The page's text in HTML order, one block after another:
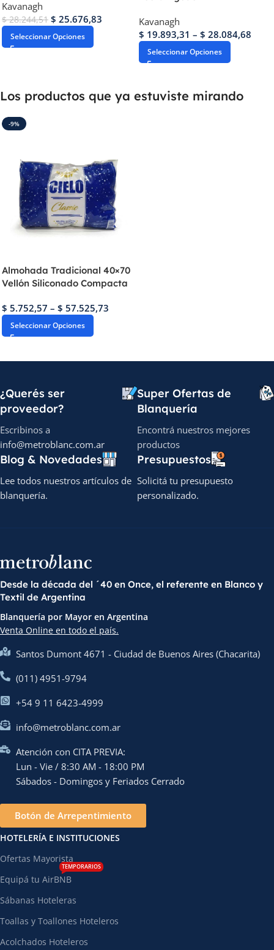
Kavanagh
$28.244,51 $ 25.676,83
Seleccionar Opciones
Kavanagh
$ 19.893,31 – $ 28.084,68
Seleccionar Opciones
Los productos que ya estuviste mirando
-9%
Almohada Tradicional 40×70
Vellón Siliconado Compacta
$ 5.752,57 – $ 57.525,73
Seleccionar Opciones
¿Querés ser
proveedor?
Escribinos a
info@metroblanc.com.ar
Super Ofertas de
Blanquería
Encontrá nuestros mejores
productos
Blog & Novedades
Lee todos nuestros artículos de
blanquería.
Presupuestos
Solicitá tu presupuesto
personalizado.
Desde la década del ´40 en Once, el referente en Blanco y
Textil de Argentina
Blanquería por Mayor en Argentina
Venta Online en todo el país.
Santos Dumont 4671 - Ciudad de Buenos Aires (Chacarita)
(011) 4951-9794
+54 9 11 6423-4999
info@metroblanc.com.ar
Atención con CITA PREVIA:
Lun - Vie / 8:30 AM - 18:00 PM
Sábados - Domingos y Feriados Cerrado
Botón de Arrepentimiento
HOTELERÍA E INSTITUCIONES
Ofertas Mayorista
Equipá tu AirBNB
TEMPORARIOS
Sábanas Hoteleras
Toallas y Toallones Hoteleros
Acolchados Hoteleros